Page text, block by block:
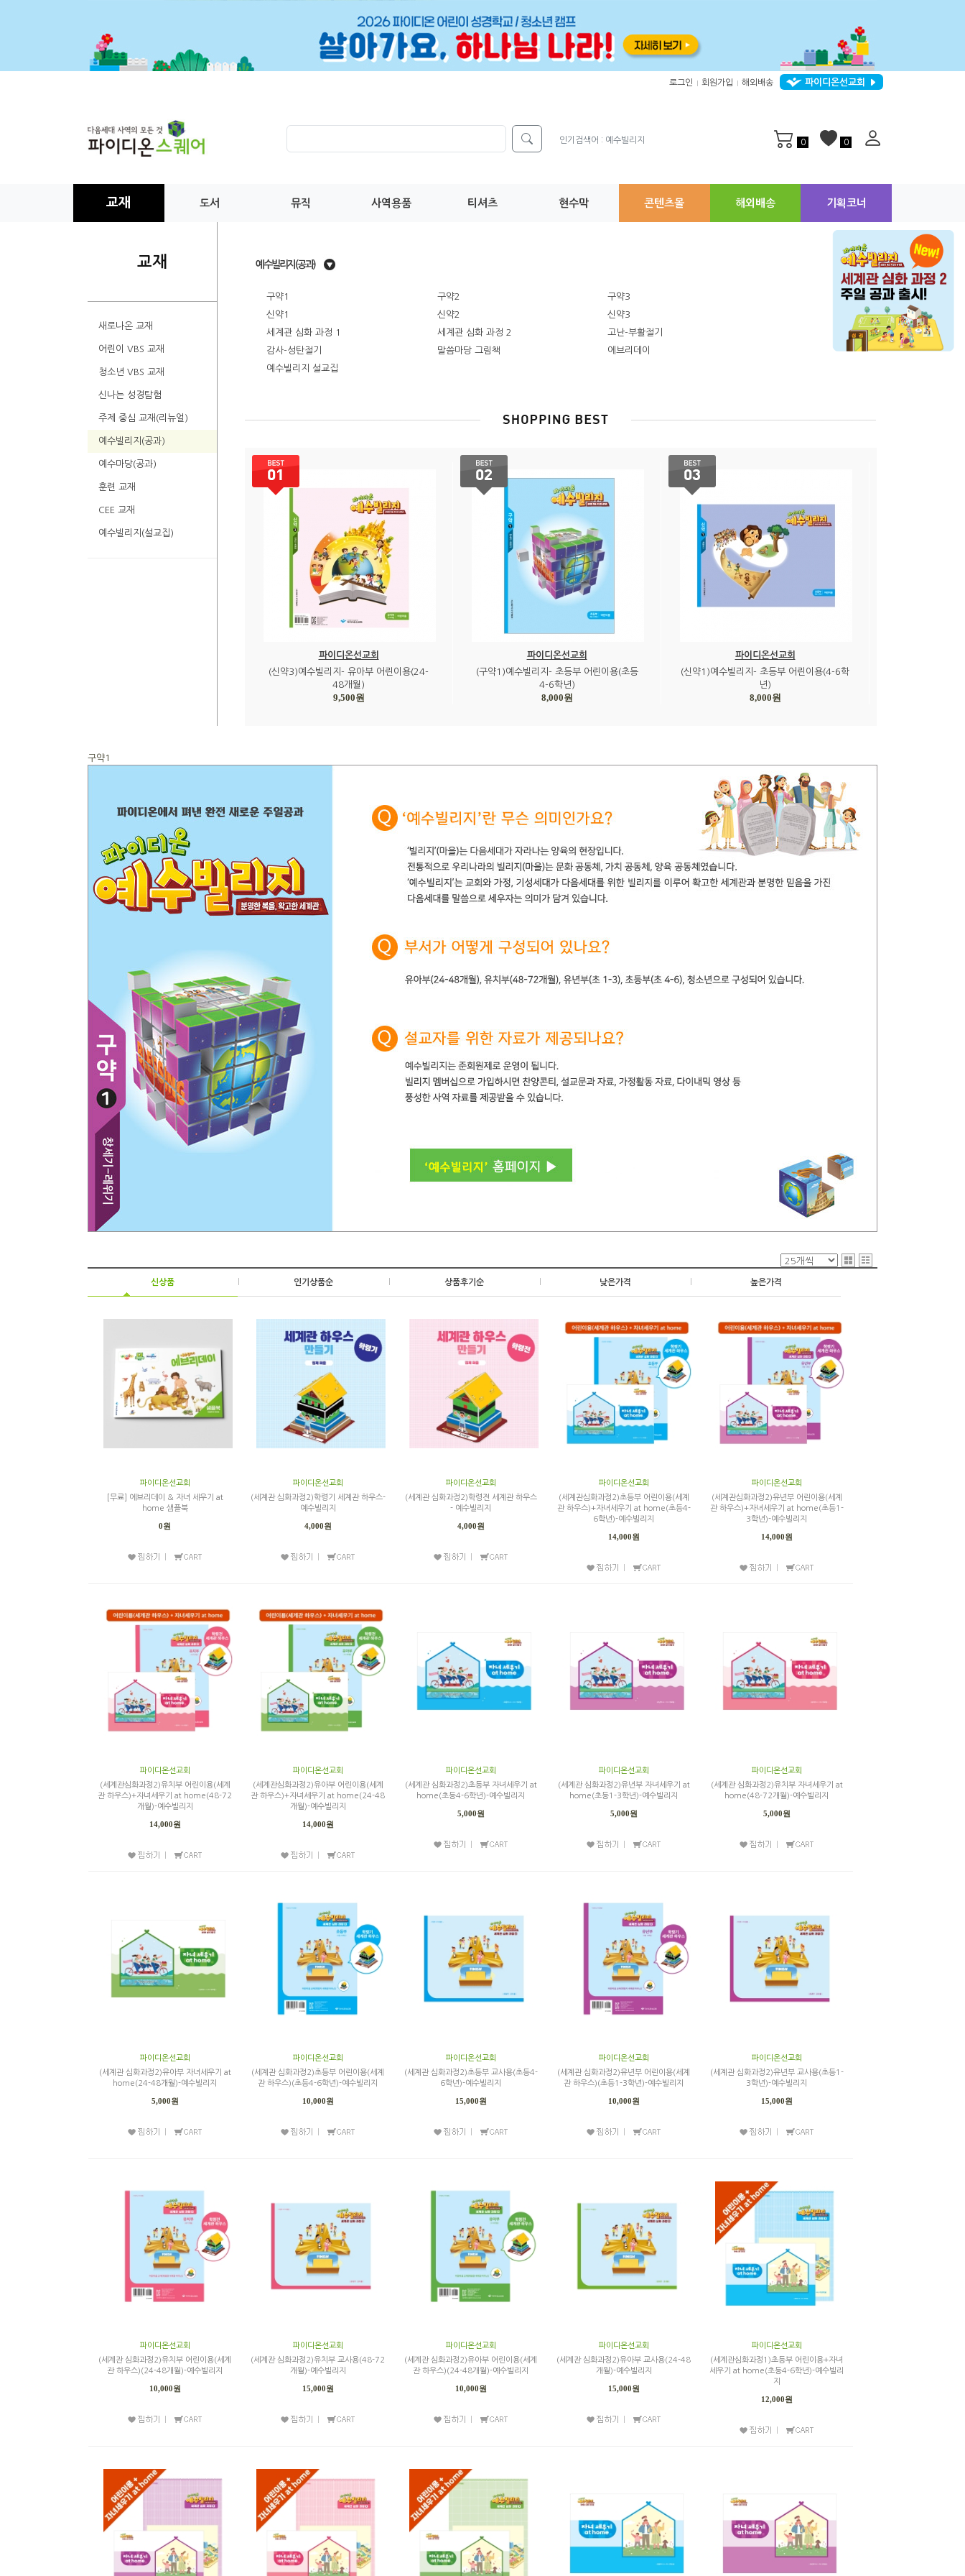
로그인 회원가입 해외배송 파이디온선교회
인기검색어 : 예수빌리지 0 0
교재 도서 뮤직 사역용품 티셔츠 현수막 콘텐츠몰 해외배송 기획코너
교재
새로나온 교재
어린이 VBS 교재
청소년 VBS 교재
신나는 성경탐험
주제 중심 교재(리뉴얼)
예수빌리지(공과)
예수마당(공과)
훈련 교재
CEE 교재
예수빌리지(설교집)
예수빌리지(공과)
구약1 구약2
구약3
신약1
신약2
신약3
세계관 심화 과정 1
세계관 심화 과정 2
고난-부활절기
감사-성탄절기
말씀마당 그림책
에브리데이
예수빌리지 설교집
파이디온선교회
(신약3)예수빌리지- 유아부 어린이용(24-
48개월)
9,500원
파이디온선교회
(구약1)예수빌리지- 초등부 어린이용(초등
4-6학년)
8,000원
파이디온선교회
(신약1)예수빌리지- 초등부 어린이용(4-6학
년)
8,000원
구약1
신상품 인기상품순 상품후기순 낮은가격 높은가격
파이디온선교회
[무료] 에브리데이 & 자녀 세우기 at
home 샘플북
0원
파이디온선교회
(세계관 심화과정2)학령기 세계관 하우스-
예수빌리지
4,000원
파이디온선교회
(세계관 심화과정2)학령전 세계관 하우스
- 예수빌리지
4,000원
파이디온선교회
(세계관심화과정2)초등부 어린이용(세계
관 하우스)+자녀세우기 at home(초등4-
6학년)-예수빌리지
14,000원
파이디온선교회
(세계관심화과정2)유년부 어린이용(세계
관 하우스)+자녀세우기 at home(초등1-
3학년)-예수빌리지
14,000원
파이디온선교회
(세계관심화과정2)유치부 어린이용(세계
관 하우스)+자녀세우기 at home(48-72
개월)-예수빌리지
14,000원
파이디온선교회
(세계관심화과정2)유아부 어린이용(세계
관 하우스)+자녀세우기 at home(24-48
개월)-예수빌리지
14,000원
파이디온선교회
(세계관 심화과정2)초등부 자녀세우기 at
home(초등4-6학년)-예수빌리지
5,000원
파이디온선교회
(세계관 심화과정2)유년부 자녀세우기 at
home(초등1-3학년)-예수빌리지
5,000원
파이디온선교회
(세계관 심화과정2)유치부 자녀세우기 at
home(48-72개월)-예수빌리지
5,000원
파이디온선교회
(세계관 심화과정2)유아부 자녀세우기 at
home(24-48개월)-예수빌리지
5,000원
파이디온선교회
(세계관 심화과정2)초등부 어린이용(세계
관 하우스)(초등4-6학년)-예수빌리지
10,000원
파이디온선교회
(세계관 심화과정2)초등부 교사용(초등4-
6학년)-예수빌리지
15,000원
파이디온선교회
(세계관 심화과정2)유년부 어린이용(세계
관 하우스)(초등1-3학년)-예수빌리지
10,000원
파이디온선교회
(세계관 심화과정2)유년부 교사용(초등1-
3학년)-예수빌리지
15,000원
파이디온선교회
(세계관 심화과정2)유치부 어린이용(세계
관 하우스)(24-48개월)-예수빌리지
10,000원
파이디온선교회
(세계관 심화과정2)유치부 교사용(48-72
개월)-예수빌리지
15,000원
파이디온선교회
(세계관 심화과정2)유아부 어린이용(세계
관 하우스)(24-48개월)-예수빌리지
10,000원
파이디온선교회
(세계관 심화과정2)유아부 교사용(24-48
개월)-예수빌리지
15,000원
파이디온선교회
(세계관심화과정1)초등부 어린이용+자녀
세우기 at home(초등4-6학년)-예수빌리
지
12,000원